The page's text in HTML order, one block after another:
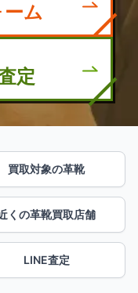
ム
定
買取対象の革靴
くの革靴買取店舗
LINE査定